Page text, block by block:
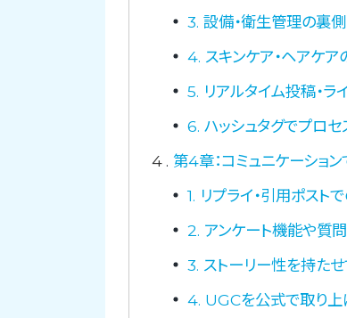
3. 設備・衛生管理の裏側
4. スキンケア・ヘアケ
5. リアルタイム投稿・ラ
6. ハッシュタグでプロ
4 第4章：コミュニケーショ
1. リプライ・引用ポスト
2. アンケート機能や質
3. ストーリー性を持た
4. UGCを公式で取り上